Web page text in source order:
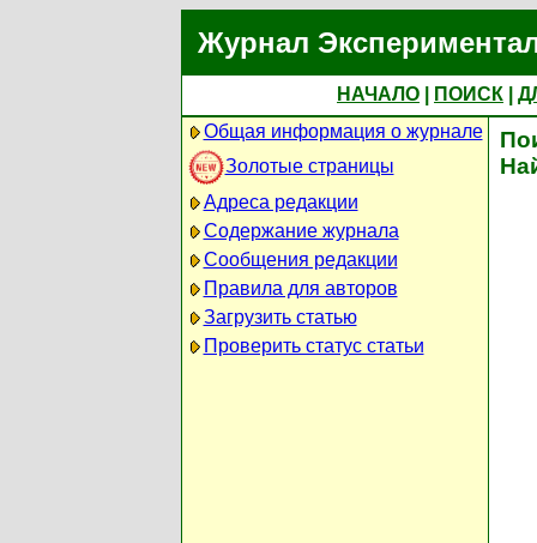
Журнал
НАЧАЛО ПОИСК
Общая информация о журнале
Золотые страницы
Адреса редакции
Содержание журнала
Сообщения редакции
Правила для авторов
Загрузить статью
Проверить статус статьи